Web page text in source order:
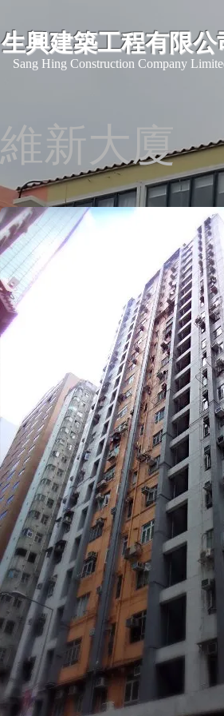
生興建築工程有限公
​Sang Hing Construction Company
​維新大廈